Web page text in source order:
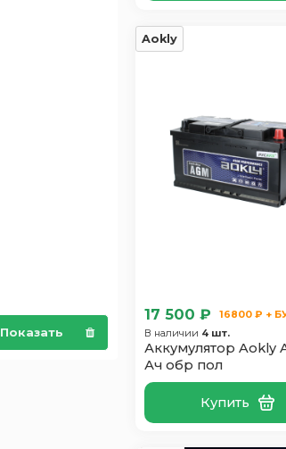
Показать
Aokly
17 500 ₽
16800 ₽ +
В наличии 4 шт.
Аккумулятор Aokly
Ач обр пол
Купить